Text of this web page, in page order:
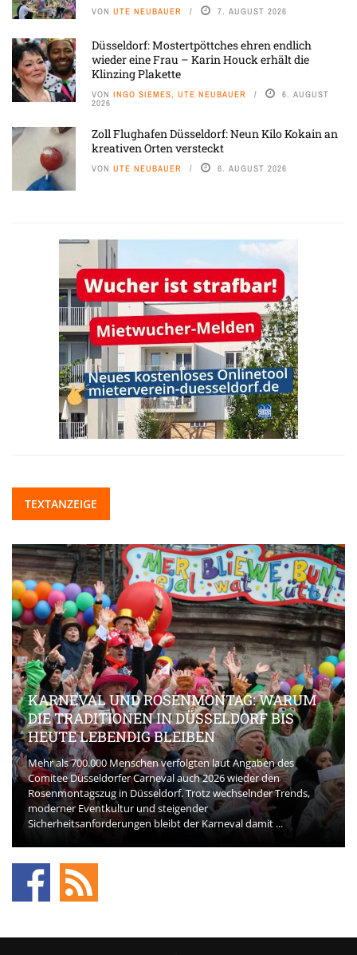
VON UTE NEUBAUER 7. AUGUST 2026
Düsseldorf: Mostertpöttches ehren endlich
wieder eine Frau – Karin Houck erhält die
Klinzing Plakette
VON INGO SIEMES, UTE NEUBAUER 6. AUGUST
2026
Zoll Flughafen Düsseldorf: Neun Kilo Kokain an
kreativen Orten versteckt
VON UTE NEUBAUER 6. AUGUST 2026
TEXTANZEIGE
KARNEVAL UND ROSENMONTAG: WARUM
DIE TRADITIONEN IN DÜSSELDORF BIS
HEUTE LEBENDIG BLEIBEN
Mehr als 700.000 Menschen verfolgten laut Angaben des
Comitee Düsseldorfer Carneval auch 2026 wieder den
Rosenmontagszug in Düsseldorf. Trotz wechselnder Trends,
moderner Eventkultur und steigender
Sicherheitsanforderungen bleibt der Karneval damit ...